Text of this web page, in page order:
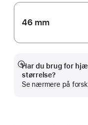
46 mm
Har du brug for
størrelse?
Se nærmere på
Vis
mere